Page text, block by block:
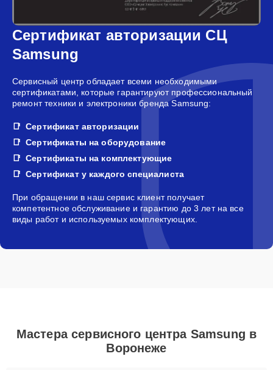
Сертификат авторизации СЦ
Samsung
Сервисный центр обладает всеми необходимыми
сертификатами, которые гарантируют профессиональный
ремонт техники и электроники бренда Samsung:
Сертификат авторизации
Сертификаты на оборудование
Сертификаты на комплектующие
Сертификат у каждого специалиста
При обращении в наш сервис клиент получает
компетентное обслуживание и гарантию до 3 лет на все
виды работ и используемых комплектующих.
Мастера сервисного центра Samsung в
Воронеже